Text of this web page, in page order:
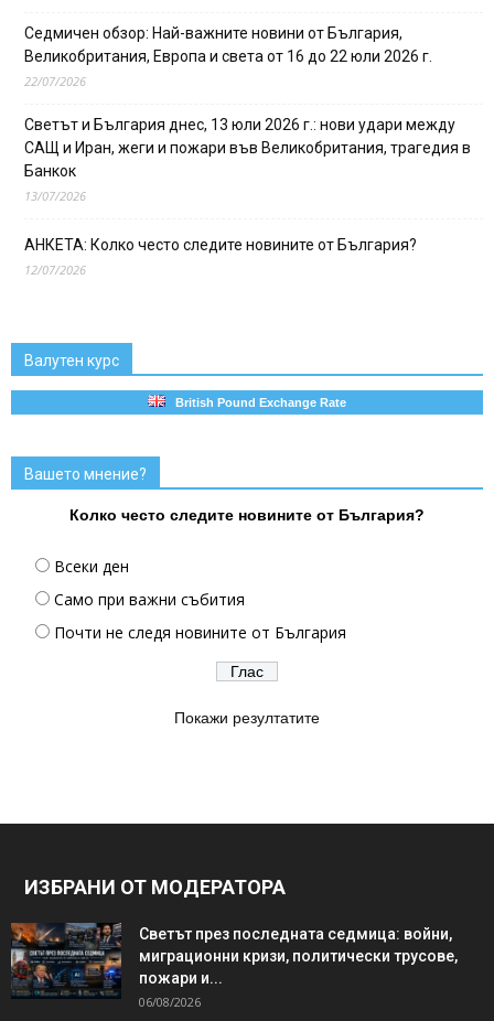
Седмичен обзор: Най-важните новини от България,
Великобритания, Европа и света от 16 до 22 юли 2026 г.
22/07/2026
Светът и България днес, 13 юли 2026 г.: нови удари между
САЩ и Иран, жеги и пожари във Великобритания, трагедия в
Банкок
13/07/2026
АНКЕТА: Колко често следите новините от България?
12/07/2026
Валутен курс
British Pound Exchange Rate
Вашето мнение?
Колко често следите новините от България?
Всеки ден
Само при важни събития
Почти не следя новините от България
Покажи резултатите
ИЗБРАНИ ОТ МОДЕРАТОРА
Светът през последната седмица: войни,
миграционни кризи, политически трусове,
пожари и...
06/08/2026